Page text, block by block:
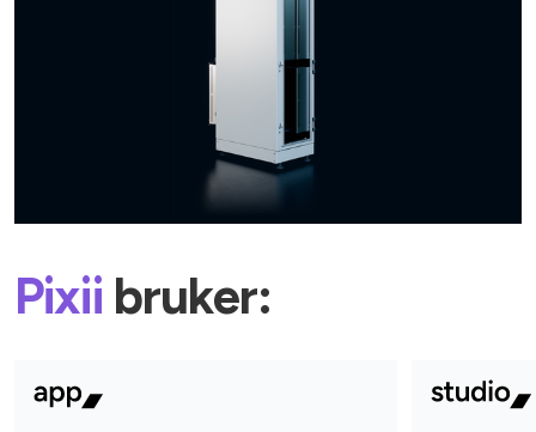
Pixii bruker: